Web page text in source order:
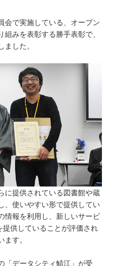
会で実施している、オープン
みを表彰する勝手表彰で、
した。
に提供されている図書館や蔵
、使いやすい形で提供してい
情報を利用し、新しいサービ
供していることが評価され
す。
「データシティ鯖江 」が受